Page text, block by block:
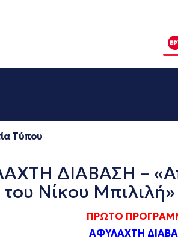
Τύπου
ΔΙΑΒΑΣΗ –
Νίκου
ΠΡΩΤΟ
ΑΦΥΛΑΧΤΗ